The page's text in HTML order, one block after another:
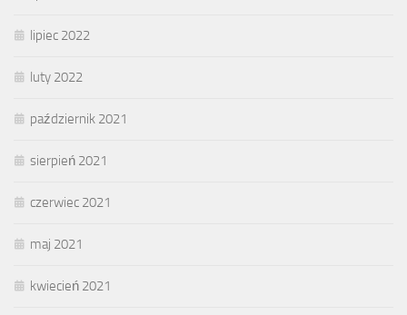
lipiec 2022
luty 2022
październik 2021
sierpień 2021
czerwiec 2021
maj 2021
kwiecień 2021